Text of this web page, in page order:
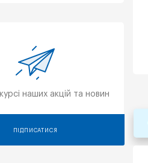
наших акцій та новин
ПІДПИСАТИСЯ